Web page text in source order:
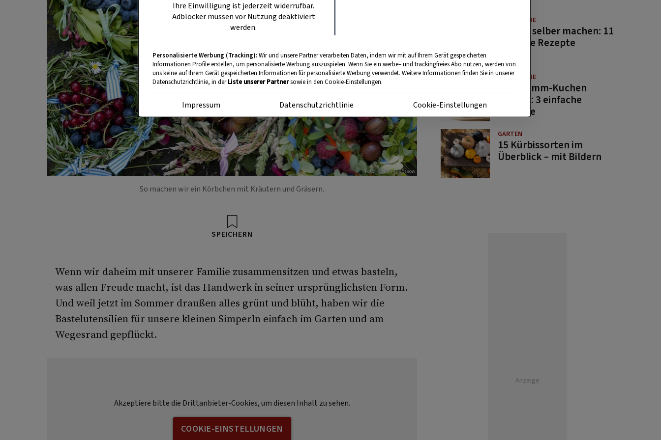
Foto: Katharina Gossow
So machen wir ein Körbchen mit Kräutern und Gräsern.
SPEICHERN
Wenn wir daheim mit unserer Familie zusammensitzen und etwas basteln,
was allen Freude macht, ist das Handwerk in seiner ursprünglichsten Form.
Und weil jetzt im Sommer draußen alles grünt und blüht, haben wir die
Bastelutensilien für unsere kleinen Simperln einfach im Garten und am
Wegesrand gepflückt.
Akzeptiere bitte die Drittanbieter-Cookies, um diesen Inhalt zu sehen.
COOKIE-EINSTELLUNGEN
GUTE KÜCHE
Saucen selber machen: 11
beliebte Rezepte
GUTE KÜCHE
Osterlamm-Kuchen
backen: 3 einfache
Rezepte
GARTEN
15 Kürbissorten im
Überblick – mit Bildern
Anzeige
Ihre Einwilligung ist jederzeit widerrufbar.
Adblocker müssen vor Nutzung deaktiviert
werden.
Personalisierte Werbung (Tracking):Wir und unsere Partner verarbeiten Daten, indem wir mit auf Ihrem Gerät gespeicherten
Informationen Profile erstellen, um personalisierte Werbung auszuspielen. Wenn Sie ein werbe– und trackingfreies Abo nutzen, werden von
uns keine auf Ihrem Gerät gespeicherten Informationen für personalisierte Werbung verwendet. Weitere Informationen finden Sie in unserer
Datenschutzrichtlinie, in derListe unserer Partnersowie in den Cookie-Einstellungen.
Impressum Datenschutzrichtlinie Cookie-Einstellungen